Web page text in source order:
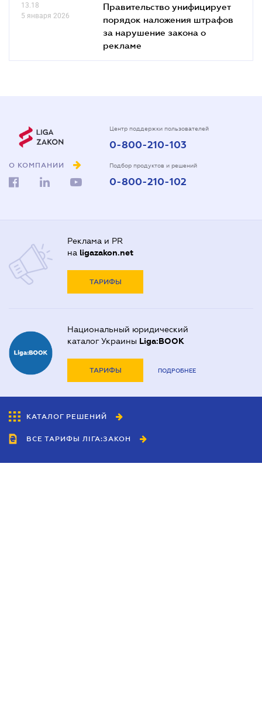
13.18
5 января 2026
Правительство унифицирует
порядок наложения штрафов
за нарушение закона о
рекламе
О КОМПАНИИ
Центр поддержки пользователей
0-800-210-103
Подбор продуктов и решений
0-800-210-102
Реклама и PR
на ligazakon.net
ТАРИФЫ
Национальный юридический
каталог Украины Liga:BOOK
ТАРИФЫ ПОДРОБНЕЕ
КАТАЛОГ РЕШЕНИЙ
ВСЕ ТАРИФЫ ЛІГА:ЗАКОН